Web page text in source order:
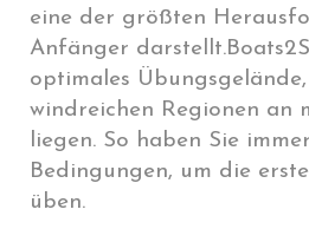
eine der größten
Anfänger
optimales
windreichen Regionen an
liegen. So haben Sie
Bedingungen, um die
üben.